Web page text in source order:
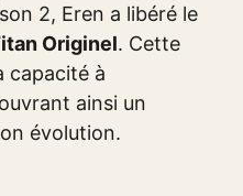
2, Eren a libéré le
Originel. Cette
capacité à
ainsi un
évolution.